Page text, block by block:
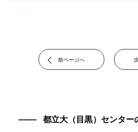
前ページへ
都立大（目黒）センター